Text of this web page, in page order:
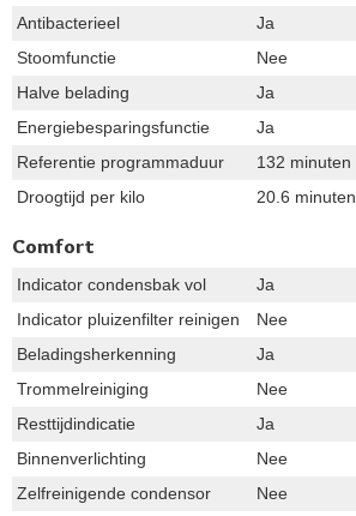
Antibacterieel
Ja
Stoomfunctie
Nee
Halve belading
Ja
Energiebesparingsfunctie
Ja
Referentie programmaduur
132 minuten
Droogtijd per kilo
20.6 minuten
Comfort
Indicator condensbak vol
Ja
Indicator pluizenfilter reinigen
Nee
Beladingsherkenning
Ja
Trommelreiniging
Nee
Resttijdindicatie
Ja
Binnenverlichting
Nee
Zelfreinigende condensor
Nee